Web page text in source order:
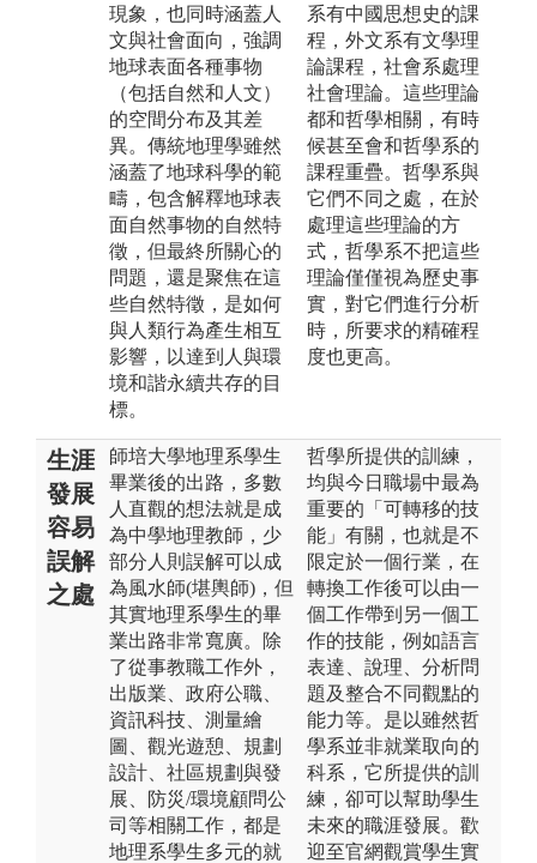
現象，也同時涵蓋人
文與社會面向，強調
地球表面各種事物
（包括自然和人文）
的空間分布及其差
異。傳統地理學雖然
涵蓋了地球科學的範
疇，包含解釋地球表
面自然事物的自然特
徵，但最終所關心的
問題，還是聚焦在這
些自然特徵，是如何
與人類行為產生相互
影響，以達到人與環
境和諧永續共存的目
標。
系有中國思想史的課
程，外文系有文學理
論課程，社會系處理
社會理論。這些理論
都和哲學相關，有時
候甚至會和哲學系的
課程重疊。哲學系與
它們不同之處，在於
處理這些理論的方
式，哲學系不把這些
理論僅僅視為歷史事
實，對它們進行分析
時，所要求的精確程
度也更高。
生涯
發展
容易
誤解
之處
師培大學地理系學生
畢業後的出路，多數
人直觀的想法就是成
為中學地理教師，少
部分人則誤解可以成
為風水師(堪輿師)，但
其實地理系學生的畢
業出路非常寬廣。除
了從事教職工作外，
出版業、政府公職、
資訊科技、測量繪
圖、觀光遊憩、規劃
設計、社區規劃與發
展、防災/環境顧問公
司等相關工作，都是
地理系學生多元的就
哲學所提供的訓練，
均與今日職場中最為
重要的「可轉移的技
能」有關，也就是不
限定於一個行業，在
轉換工作後可以由一
個工作帶到另一個工
作的技能，例如語言
表達、說理、分析問
題及整合不同觀點的
能力等。是以雖然哲
學系並非就業取向的
科系，它所提供的訓
練，卻可以幫助學生
未來的職涯發展。歡
迎至官網觀賞學生實